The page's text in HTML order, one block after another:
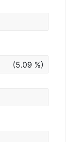
(5.09 %)